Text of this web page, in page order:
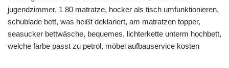
jugendzimmer, 1 80 matratze, hocker als tisch umfunktionieren,
schublade bett, was heißt deklariert, am matratzen topper,
seasucker bettwäsche, bequemes, lichterkette unterm hochbett,
welche farbe passt zu petrol, möbel aufbauservice kosten